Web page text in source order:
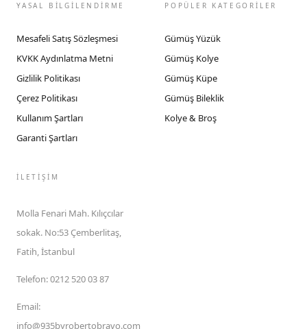
YASAL BİLGİLENDİRME
Mesafeli Satış Sözleşmesi
KVKK Aydınlatma Metni
Gizlilik Politikası
Çerez Politikası
Kullanım Şartları
Garanti Şartları
POPÜLER KATEGORİLER
Gümüş Yüzük
Gümüş Kolye
Gümüş Küpe
Gümüş Bileklik
Kolye & Broş
İLETIŞIM
Molla Fenari Mah. Kılıçcılar
sokak. No:53 Çemberlitaş,
Fatih, İstanbul
Telefon:0212 520 03 87
Email:
info@935byrobertobravo.com